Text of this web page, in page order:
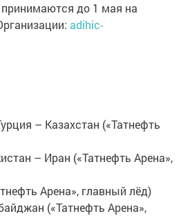
до 1 мая на
adihic-
– Казахстан («Татнефть
– Иран («Татнефть Арена»,
Арена», главный лёд)
(«Татнефть Арена»,